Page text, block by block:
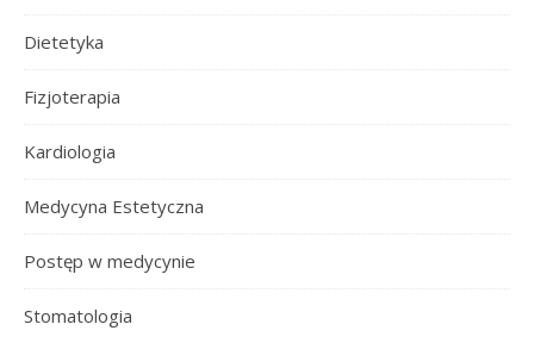
Dietetyka
Fizjoterapia
Kardiologia
Medycyna Estetyczna
Postęp w medycynie
Stomatologia